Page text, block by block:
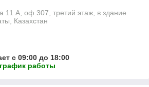
11 А, оф.307, третий этаж, в здание
Казахстан
с 09:00 до 18:00
работы